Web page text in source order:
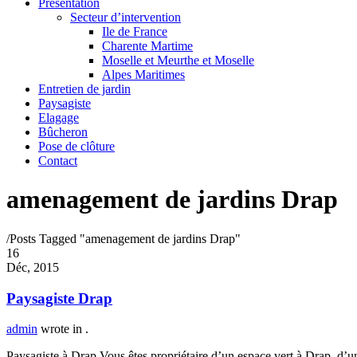
Présentation
Secteur d’intervention
Ile de France
Charente Martime
Moselle et Meurthe et Moselle
Alpes Maritimes
Entretien de jardin
Paysagiste
Elagage
Bûcheron
Pose de clôture
Contact
amenagement de jardins Drap
/Posts Tagged "amenagement de jardins Drap"
16
Déc, 2015
Paysagiste Drap
admin wrote in .